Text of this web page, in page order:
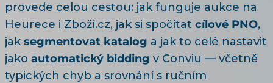
provede celou cestou: jak funguje aukce na
Heurece i Zboží.cz, jak si spočítat cílové PNO,
jaksegmentovat katalog a jak to celé nastavit
jako automatický bidding v Conviu — včetně
typických chyb a srovnání s ručním